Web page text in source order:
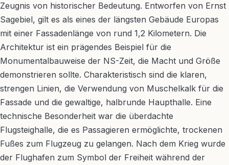
Zeugnis von historischer Bedeutung. Entworfen von Ernst
Sagebiel, gilt es als eines der längsten Gebäude Europas
mit einer Fassadenlänge von rund 1,2 Kilometern. Die
Architektur ist ein prägendes Beispiel für die
Monumentalbauweise der NS-Zeit, die Macht und Größe
demonstrieren sollte. Charakteristisch sind die klaren,
strengen Linien, die Verwendung von Muschelkalk für die
Fassade und die gewaltige, halbrunde Haupthalle. Eine
technische Besonderheit war die überdachte
Flugsteighalle, die es Passagieren ermöglichte, trockenen
Fußes zum Flugzeug zu gelangen. Nach dem Krieg wurde
der Flughafen zum Symbol der Freiheit während der